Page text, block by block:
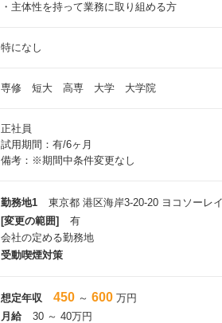
・主体性を持って業務に取り組める方
特になし
専修 短大 高専 大学 大学院
正社員
試用期間：有/6ヶ月
備考：※期間中条件変更なし
勤務地1
東京都 港区海岸3-20-20 ヨコソーレ
[変更の範囲]
有
会社の定める勤務地
受動喫煙対策
想定年収 450 ～ 600 万円
月給
30 ～ 40万円